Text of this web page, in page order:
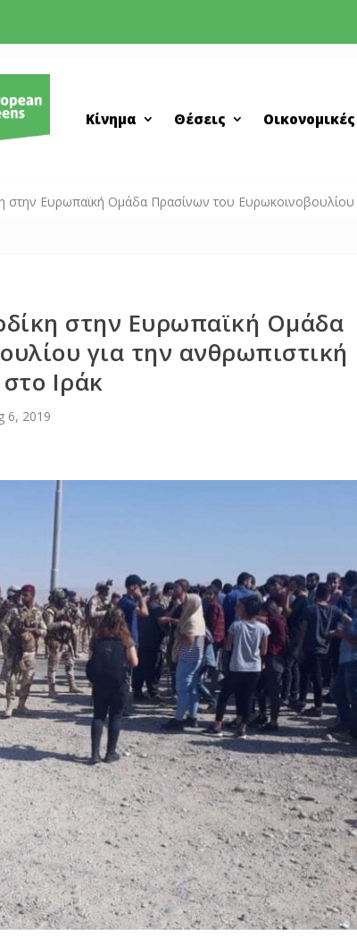
Κίνημα Θέσεις
στην Ευρωπαϊκή Ομάδα Πρασίνων του Ευρωκοινοβουλίου
στην Ευρωπαϊκή Ομάδα
για την ανθρωπιστική
Ιράκ
6, 2019